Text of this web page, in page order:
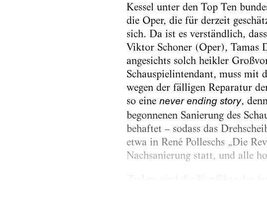
Kessel unter den Top Ten
die Oper, die für derzeit
sich. Da ist es verständlich,
Viktor Schoner (Oper), Tamas
angesichts solch heikler
Schauspielintendant, muss mit
wegen der fälligen Reparatur
so eine never ending story,
begonnenen Sanierung des
behaftet – sodass das
etwa in René Polleschs „Die
Nachsanierung statt, und alle